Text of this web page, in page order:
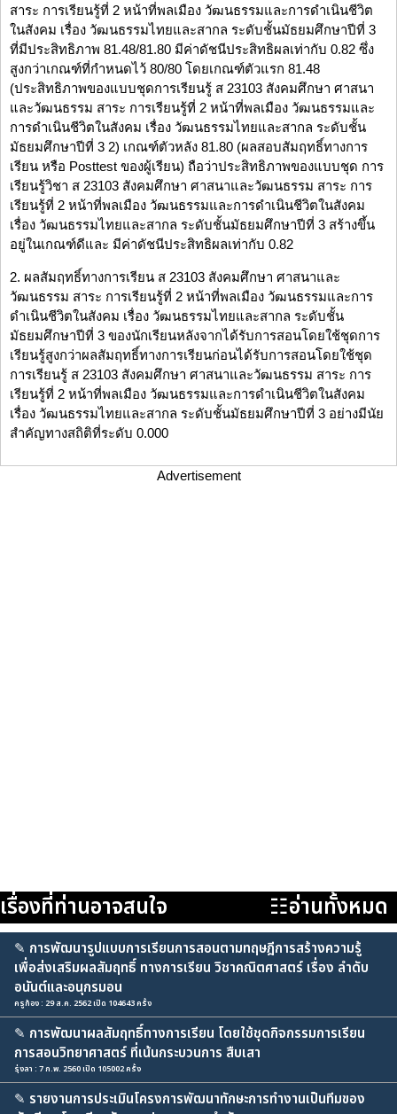
สาระ การเรียนรู้ที่ 2 หน้าที่พลเมือง วัฒนธรรมและการดำเนินชีวิต
ในสังคม เรื่อง วัฒนธรรมไทยและสากล ระดับชั้นมัธยมศึกษาปีที่ 3
ที่มีประสิทธิภาพ 81.48/81.80 มีค่าดัชนีประสิทธิผลเท่ากับ 0.82 ซึ่ง
สูงกว่าเกณฑ์ที่กำหนดไว้ 80/80 โดยเกณฑ์ตัวแรก 81.48
(ประสิทธิภาพของแบบชุดการเรียนรู้ ส 23103 สังคมศึกษา ศาสนา
และวัฒนธรรม สาระ การเรียนรู้ที่ 2 หน้าที่พลเมือง วัฒนธรรมและ
การดำเนินชีวิตในสังคม เรื่อง วัฒนธรรมไทยและสากล ระดับชั้น
มัธยมศึกษาปีที่ 3 2) เกณฑ์ตัวหลัง 81.80 (ผลสอบสัมฤทธิ์ทางการ
เรียน หรือ Posttest ของผู้เรียน) ถือว่าประสิทธิภาพของแบบชุด การ
เรียนรู้วิชา ส 23103 สังคมศึกษา ศาสนาและวัฒนธรรม สาระ การ
เรียนรู้ที่ 2 หน้าที่พลเมือง วัฒนธรรมและการดำเนินชีวิตในสังคม
เรื่อง วัฒนธรรมไทยและสากล ระดับชั้นมัธยมศึกษาปีที่ 3 สร้างขึ้น
อยู่ในเกณฑ์ดีและ มีค่าดัชนีประสิทธิผลเท่ากับ 0.82
2. ผลสัมฤทธิ์ทางการเรียน ส 23103 สังคมศึกษา ศาสนาและ
วัฒนธรรม สาระ การเรียนรู้ที่ 2 หน้าที่พลเมือง วัฒนธรรมและการ
ดำเนินชีวิตในสังคม เรื่อง วัฒนธรรมไทยและสากล ระดับชั้น
มัธยมศึกษาปีที่ 3 ของนักเรียนหลังจากได้รับการสอนโดยใช้ชุดการ
เรียนรู้สูงกว่าผลสัมฤทธิ์ทางการเรียนก่อนได้รับการสอนโดยใช้ชุด
การเรียนรู้ ส 23103 สังคมศึกษา ศาสนาและวัฒนธรรม สาระ การ
เรียนรู้ที่ 2 หน้าที่พลเมือง วัฒนธรรมและการดำเนินชีวิตในสังคม
เรื่อง วัฒนธรรมไทยและสากล ระดับชั้นมัธยมศึกษาปีที่ 3 อย่างมีนัย
สำคัญทางสถิติที่ระดับ 0.000
Advertisement
เรื่องที่ท่านอาจสนใจ ☷อ่านทั้งหมด
✎ การพัฒนารูปแบบการเรียนการสอนตามทฤษฎีการสร้างความรู้
เพื่อส่งเสริมผลสัมฤทธิ์ ทางการเรียน วิชาคณิตศาสตร์ เรื่อง ลำดับ
อนันต์และอนุกรมอน
ครูก้อง : 29 ส.ค. 2562 เปิด 104643 ครั้ง
✎ การพัฒนาผลสัมฤทธิ์ทางการเรียน โดยใช้ชุดกิจกรรมการเรียน
การสอนวิทยาศาสตร์ ที่เน้นกระบวนการ สืบเสา
รุ่งลา : 7 ก.พ. 2560 เปิด 105002 ครั้ง
✎ รายงานการประเมินโครงการพัฒนาทักษะการทำงานเป็นทีมของ